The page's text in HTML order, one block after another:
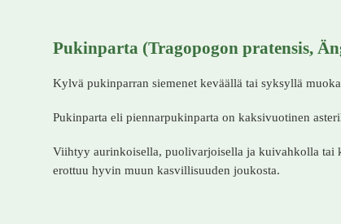
Pukinparta (Tragopogon pratensis,
Kylvä pukinparran siemenet keväällä tai syksyllä
Pukinparta eli piennarpukinparta on kaksivuotinen
Viihtyy aurinkoisella, puolivarjoisella ja kuivahkolla tai
erottuu hyvin muun kasvillisuuden joukosta.